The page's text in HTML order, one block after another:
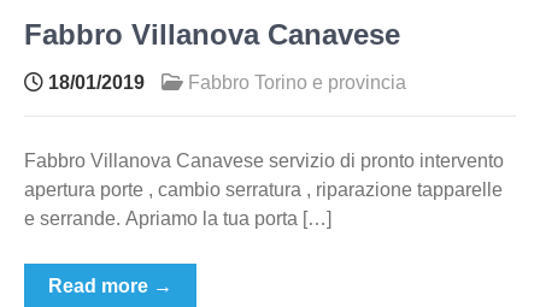
Fabbro Villanova Canavese
18/01/2019 Fabbro Torino e provincia
Fabbro Villanova Canavese servizio di pronto intervento
apertura porte , cambio serratura , riparazione tapparelle
e serrande. Apriamo la tua porta […]
Read more →